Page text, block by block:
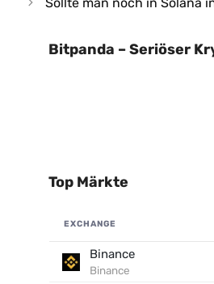
Bitpanda – Seriöser
Top Märkte
EXCHANGE
Binance
Binance